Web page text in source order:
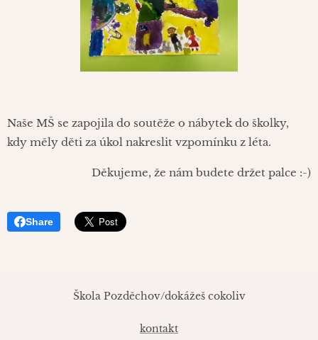
Naše MŠ se zapojila do soutěže o nábytek do školky,
kdy měly děti za úkol nakreslit vzpomínku z léta.
Děkujeme, že nám budete držet palce :-)
Share
Škola Pozděchov/dokážeš cokoliv
kontakt